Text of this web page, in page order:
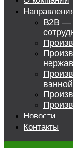
B2B —
ванной
Новости
Контакты